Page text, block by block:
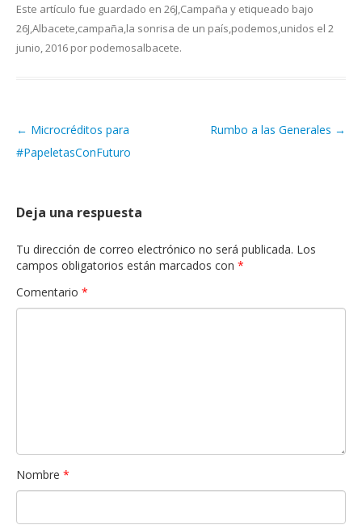
Este artículo fue guardado en 26J,Campaña y etiqueado bajo
26J,Albacete,campaña,la sonrisa de un país,podemos,unidos el 2
junio, 2016 por podemosalbacete.
Navegación de artículos
← Microcréditos para
#PapeletasConFuturo
Rumbo a las Generales →
Deja una respuesta
Tu dirección de correo electrónico no será publicada. Los
campos obligatorios están marcados con *
Comentario *
Nombre *